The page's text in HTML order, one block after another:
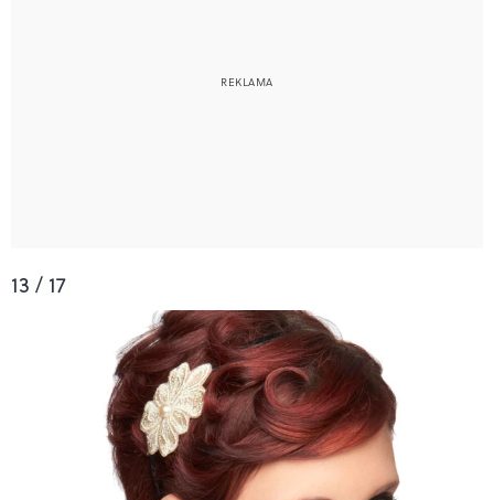
13 / 17